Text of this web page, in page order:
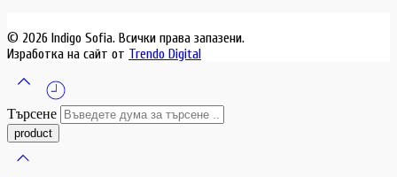
© 2026 Indigo Sofia. Всички права запазени.
Изработка на сайт от Trendo Digital
Търсене